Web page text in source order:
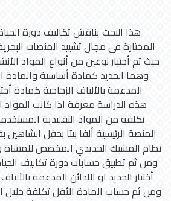
هذا البحث يناقش تكاليف دورة
المختارة في مجال تشييد المنصات
حيث تم أختيار نوعين من أنواع المواد
وهما الحديد كمادة أساسية والمادة
المدعمة بالألياف الزجاجية كمادة
هذه الدراسة معرفة اذا كانت المواد
تكلفة من المواد التقليدية
المنصة الرئيسية ألفا بيتا بحقل
نظام المشبك الحديدي المخصص للمشاة
ومن ثم تطبيق حسابات دورة تكاليف
أختيار الحديد او اللدائن المدعمة
ومن ثم حساب المادة الأقل تكلفة خلال